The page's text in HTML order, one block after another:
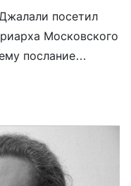
посетил
Московского
послание
ранее
и вознёс
здоровье
необходимость